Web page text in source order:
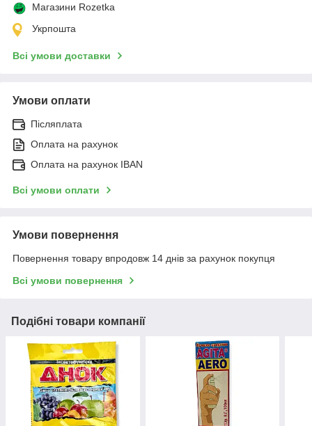
Магазини Rozetka
Укрпошта
Всі умови доставки
Умови оплати
Післяплата
Оплата на рахунок
Оплата на рахунок IBAN
Всі умови оплати
Умови повернення
Повернення товару впродовж 14 днів за рахунок покупця
Всі умови повернення
Подібні товари компанії